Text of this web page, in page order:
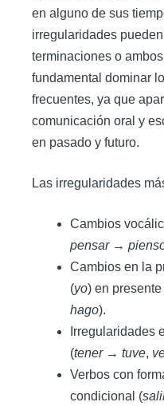
en alguno de sus
irregularidades
terminaciones o
fundamental dominar
frecuentes, ya que
comunicación oral y
en pasado y futuro.
Las irregularidades
Cambios
pensar→
Cambios en la
(yo) en presente
hago).
Irregularidades
(tener→ tuve,
Verbos con
condicional (